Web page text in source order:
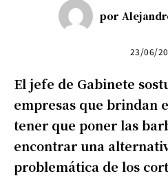
por
23/06/
El jefe de Gabinete
empresas que brindan
tener que poner las
encontrar una
problemática de los